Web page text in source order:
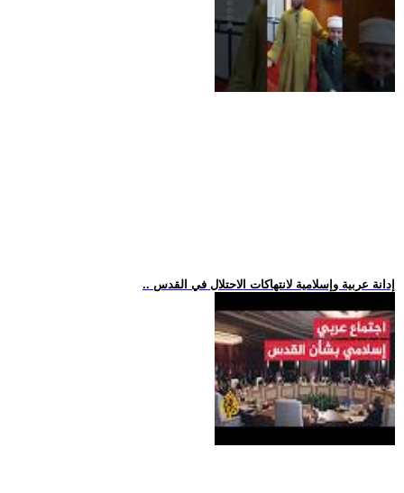
.. إدانة عربية وإسلامية لانتهاكات الاحتلال في القدس